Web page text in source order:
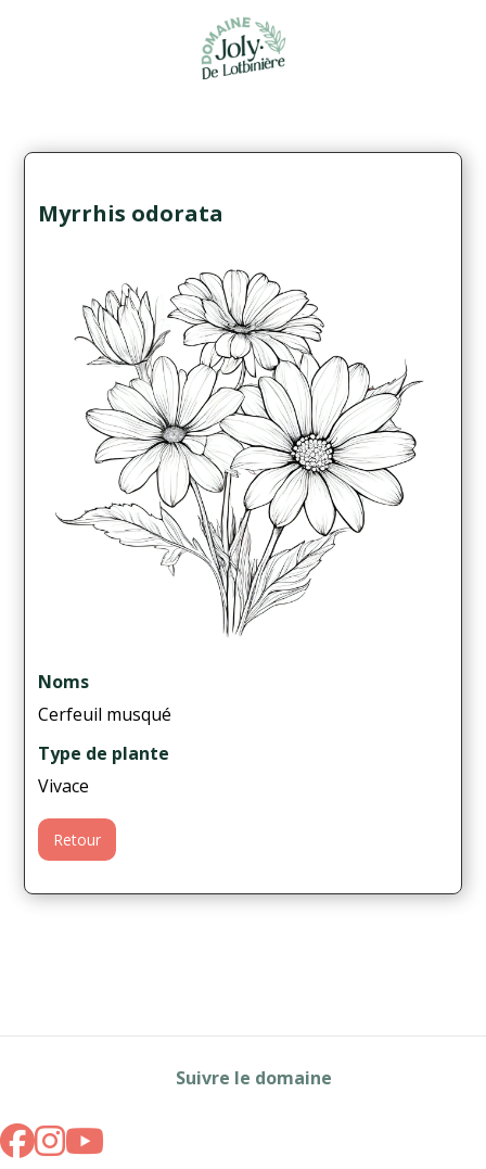
Myrrhis odorata
Noms
Cerfeuil musqué
Type de plante
Vivace
Retour
Suivre le domaine